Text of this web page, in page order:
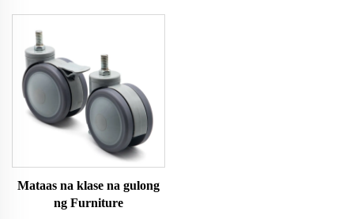
Mataas na klase na gulong
ng Furniture